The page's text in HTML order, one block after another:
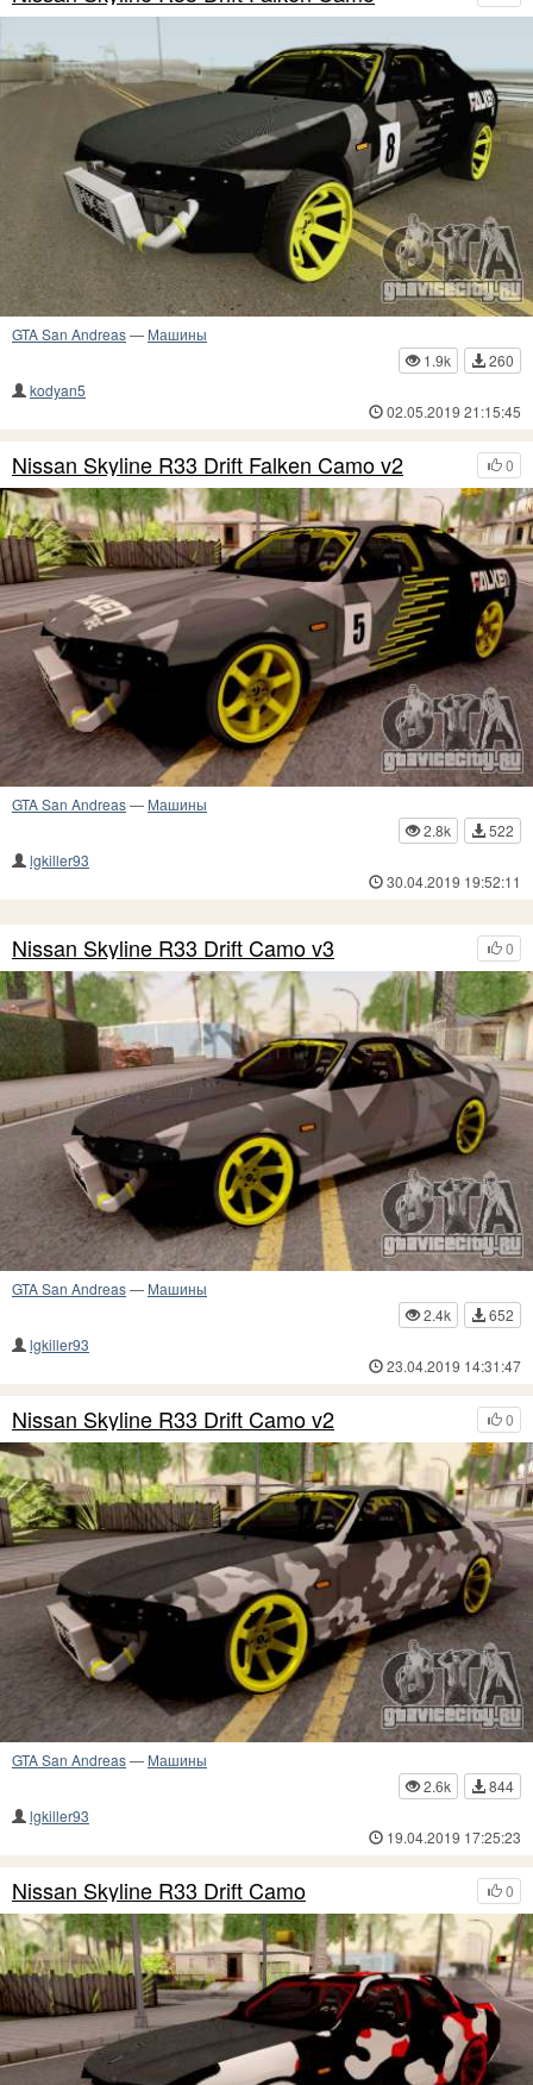
GTA San Andreas— Машины
1.9k
260
kodyan5
02.05.2019 21:15:45
0
Nissan Skyline R33 Drift Falken Camo v2
GTA San Andreas— Машины
2.8k
522
lgkiller93
30.04.2019 19:52:11
0
Nissan Skyline R33 Drift Camo v3
GTA San Andreas— Машины
2.4k
652
lgkiller93
23.04.2019 14:31:47
0
Nissan Skyline R33 Drift Camo v2
GTA San Andreas— Машины
2.6k
844
lgkiller93
19.04.2019 17:25:23
0
Nissan Skyline R33 Drift Camo